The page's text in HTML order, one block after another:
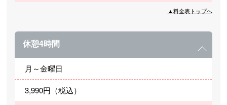
▲料金表トップへ
休憩4時間
月～金曜日
3,990円（税込）